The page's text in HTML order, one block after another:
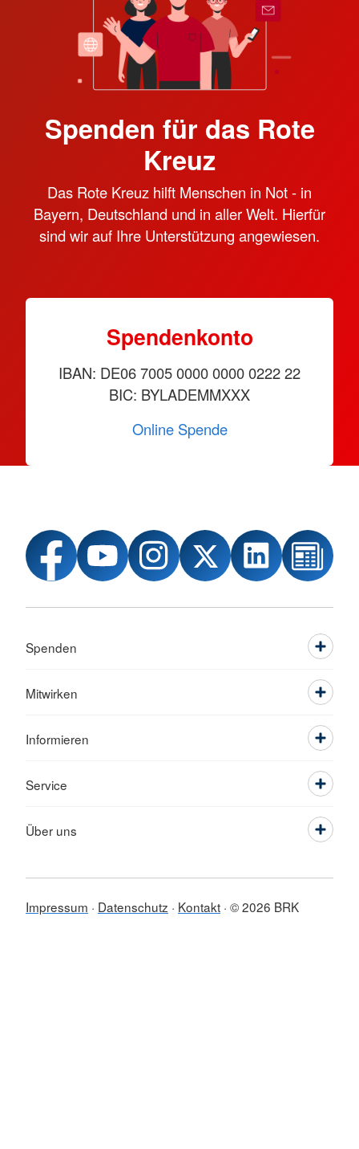
Spenden für das Rote
Kreuz
Das Rote Kreuz hilft Menschen in Not - in
Bayern, Deutschland und in aller Welt. Hierfür
sind wir auf Ihre Unterstützung angewiesen.
Spendenkonto
IBAN: DE06 7005 0000 0000 0222 22
BIC: BYLADEMMXXX
Online Spende
Spenden
Mitwirken
Informieren
Service
Über uns
Impressum Datenschutz Kontakt © 2026 BRK